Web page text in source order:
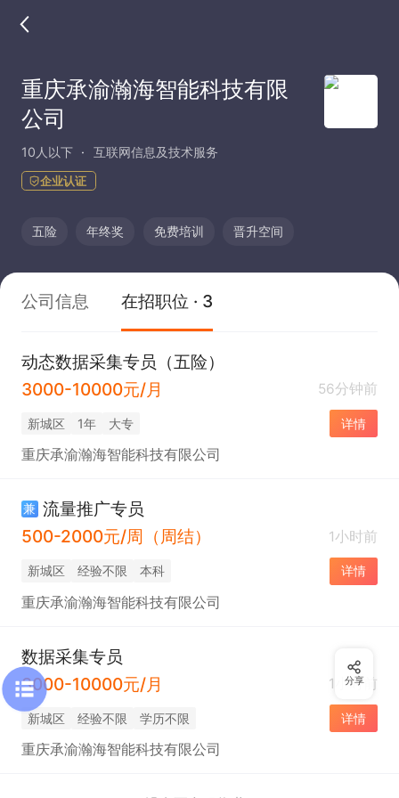
重庆承渝瀚海智能科技有限
公司
10人以下 互联网信息及技术服务
企业认证
五险 年终奖 免费培训 晋升空间
公司信息 在招职位 · 3
动态数据采集专员（五险）
3000-10000元/月
56分钟前
新城区 1年 大专 详情
重庆承渝瀚海智能科技有限公司
兼 流量推广专员
500-2000元/周（周结）
1小时前
新城区 经验不限 本科 详情
重庆承渝瀚海智能科技有限公司
数据采集专员
3000-10000元/月
1小时前
新城区 经验不限 学历不限 详情
重庆承渝瀚海智能科技有限公司
分享